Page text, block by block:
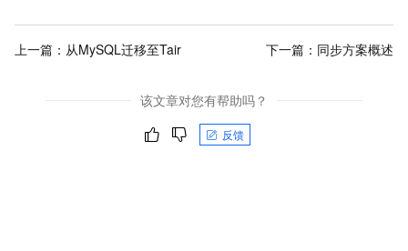
上一篇： 从MySQL迁移至Tair 下一篇： 同步方案概述
该文章对您有帮助吗？
反馈